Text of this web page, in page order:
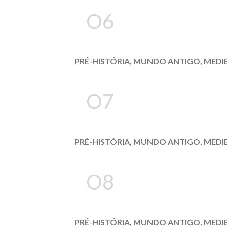
O6
PRÉ-HISTÓRIA, MUNDO ANTIGO,
O7
PRÉ-HISTÓRIA, MUNDO ANTIGO,
O8
PRÉ-HISTÓRIA, MUNDO ANTIGO,